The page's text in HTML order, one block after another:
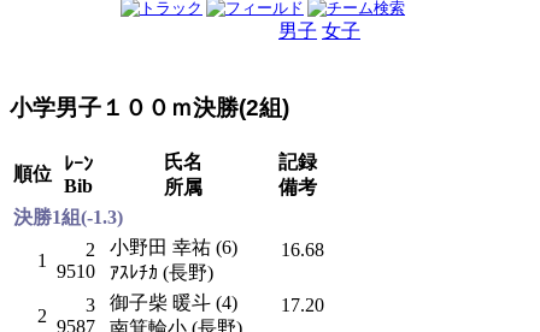
男子 女子
小学男子１００ｍ決勝(2組)
順位
ﾚｰﾝ
Bib
氏名
所属
記録
備考
決勝1組(-1.3)
1
2
9510
小野田 幸祐 (6)
ｱｽﾚﾁｶ (長野)
16.68
2
3
9587
御子柴 暖斗 (4)
南箕輪小 (長野)
17.20